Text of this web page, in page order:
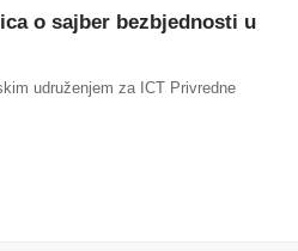
o sajber bezbjednosti u
udruženjem za ICT Privredne